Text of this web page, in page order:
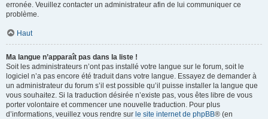
erronée. Veuillez contacter un administrateur afin de lui communiquer ce
problème.
Haut
Ma langue n’apparaît pas dans la liste !
Soit les administrateurs n’ont pas installé votre langue sur le forum, soit le
logiciel n’a pas encore été traduit dans votre langue. Essayez de demander à
un administrateur du forum s’il est possible qu’il puisse installer la langue que
vous souhaitez. Si la traduction désirée n’existe pas, vous êtes libre de vous
porter volontaire et commencer une nouvelle traduction. Pour plus
d’informations, veuillez vous rendre sur le site internet de phpBB® (en